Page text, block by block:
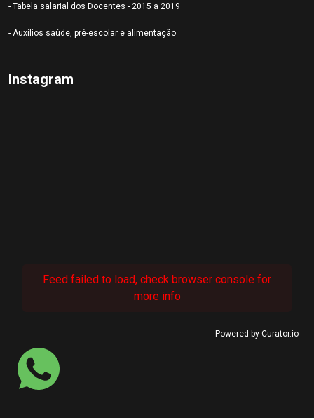
- Tabela salarial dos Docentes - 2015 a 2019
- Auxílios saúde, pré-escolar e alimentação
Instagram
Feed failed to load, check browser console for
more info
Powered by Curator.io